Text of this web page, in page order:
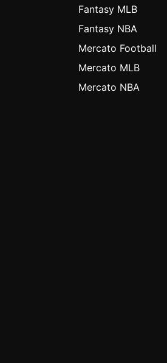
Fantasy MLB
Fantasy NBA
Mercato Football
Mercato MLB
Mercato NBA